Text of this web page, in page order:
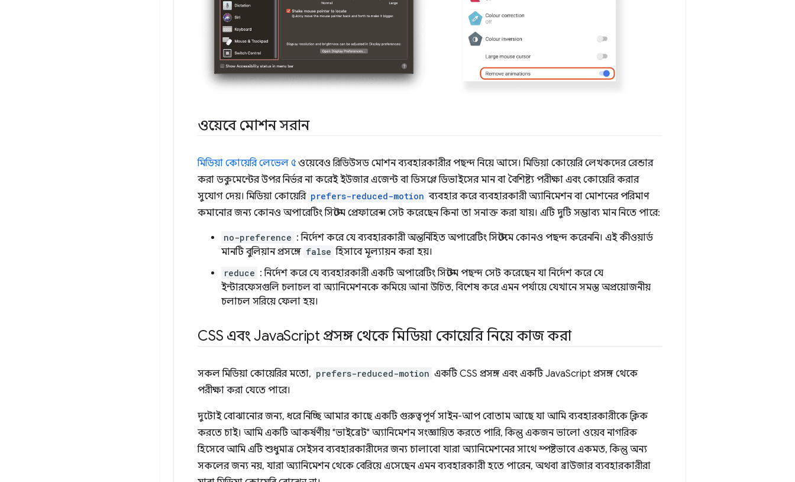
ওয়েবে মোশন সরান
মিডিয়া কোয়েরি লেভেল ৫ ওয়েবেও রিডিউসড মোশন ব্যবহারকারীর পছন্দ নিয়ে আসে। মিডিয়া কোয়েরি লেখকদের রেন্ডার
করা ডকুমেন্টের উপর নির্ভর না করেই ইউজার এজেন্ট বা ডিসপ্লে ডিভাইসের মান বা বৈশিষ্ট্য পরীক্ষা এবং কোয়েরি করার
সুযোগ দেয়। মিডিয়া কোয়েরি prefers-reduced-motion ব্যবহার করে ব্যবহারকারী অ্যানিমেশন বা মোশনের পরিমাণ
কমানোর জন্য কোনও অপারেটিং সিস্টেম প্রেফারেন্স সেট করেছেন কিনা তা সনাক্ত করা যায়। এটি দুটি সম্ভাব্য মান নিতে পারে:
no-preference : নির্দেশ করে যে ব্যবহারকারী অন্তর্নিহিত অপারেটিং সিস্টেমে কোনও পছন্দ করেননি। এই কীওয়ার্ড
মানটি বুলিয়ান প্রসঙ্গে false হিসাবে মূল্যায়ন করা হয়।
reduce : নির্দেশ করে যে ব্যবহারকারী একটি অপারেটিং সিস্টেম পছন্দ সেট করেছেন যা নির্দেশ করে যে
ইন্টারফেসগুলি চলাচল বা অ্যানিমেশনকে কমিয়ে আনা উচিত, বিশেষ করে এমন পর্যায়ে যেখানে সমস্ত অপ্রয়োজনীয়
চলাচল সরিয়ে ফেলা হয়।
CSS এবং JavaScript প্রসঙ্গ থেকে মিডিয়া কোয়েরি নিয়ে কাজ করা
সকল মিডিয়া কোয়েরির মতো, prefers-reduced-motion একটি CSS প্রসঙ্গ এবং একটি JavaScript প্রসঙ্গ থেকে
পরীক্ষা করা যেতে পারে।
দুটোই বোঝানোর জন্য, ধরে নিচ্ছি আমার কাছে একটি গুরুত্বপূর্ণ সাইন-আপ বোতাম আছে যা আমি ব্যবহারকারীকে ক্লিক
করতে চাই। আমি একটি আকর্ষণীয় "ভাইব্রেট" অ্যানিমেশন সংজ্ঞায়িত করতে পারি, কিন্তু একজন ভালো ওয়েব নাগরিক
হিসেবে আমি এটি শুধুমাত্র সেইসব ব্যবহারকারীদের জন্য চালাবো যারা অ্যানিমেশনের সাথে স্পষ্টভাবে একমত, কিন্তু অন্য
সকলের জন্য নয়, যারা অ্যানিমেশন থেকে বেরিয়ে এসেছেন এমন ব্যবহারকারী হতে পারেন, অথবা ব্রাউজার ব্যবহারকারীরা